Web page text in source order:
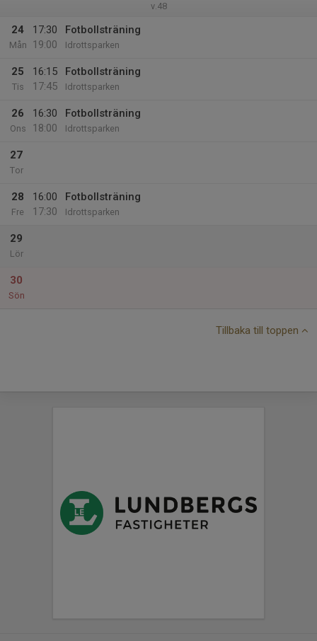
v.48
24
Mån
17:30
19:00
Fotbollsträning
Idrottsparken
25
Tis
16:15
17:45
Fotbollsträning
Idrottsparken
26
Ons
16:30
18:00
Fotbollsträning
Idrottsparken
27
Tor
28
Fre
16:00
17:30
Fotbollsträning
Idrottsparken
29
Lör
30
Sön
Tillbaka till toppen